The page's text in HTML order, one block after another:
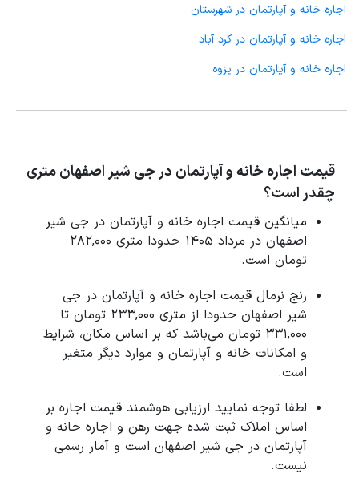
اجاره خانه و آپارتمان در شهرستان
اجاره خانه و آپارتمان در کرد آباد
اجاره خانه و آپارتمان در پزوه
قیمت اجاره خانه و آپارتمان در جی شیر اصفهان متری
چقدر است؟
میانگین قیمت اجاره خانه و آپارتمان در جی شیر
اصفهان در مرداد 1405 حدودا متری 282,000
تومان است.
رنج نرمال قیمت اجاره خانه و آپارتمان در جی
شیر اصفهان حدودا از متری 233,000 تومان تا
331,000 تومان می‌باشد که بر اساس مکان، شرایط
و امکانات خانه و آپارتمان و موارد دیگر متغیر
است.
لطفا توجه نمایید ارزیابی هوشمند قیمت اجاره بر
اساس املاک ثبت شده جهت رهن و اجاره خانه و
آپارتمان در جی شیر اصفهان است و آمار رسمی
نیست.